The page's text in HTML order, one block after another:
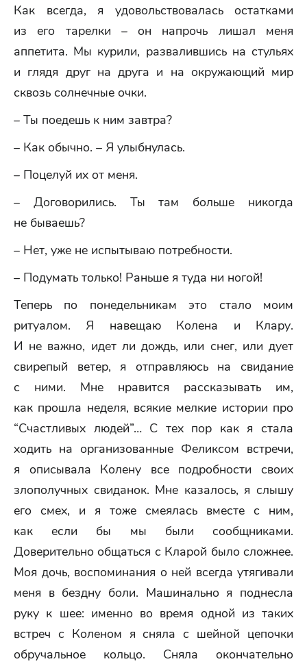
Как всегда, я удовольствовалась остатками
из его тарелки – он напрочь лишал меня
аппетита. Мы курили, развалившись на стульях
и глядя друг на друга и на окружающий мир
сквозь солнечные очки.
– Ты поедешь к ним завтра?
– Как обычно. – Я улыбнулась.
– Поцелуй их от меня.
– Договорились. Ты там больше никогда
не бываешь?
– Нет, уже не испытываю потребности.
– Подумать только! Раньше я туда ни ногой!
Теперь по понедельникам это стало моим
ритуалом. Я навещаю Колена и Клару.
И не важно, идет ли дождь, или снег, или дует
свирепый ветер, я отправляюсь на свидание
с ними. Мне нравится рассказывать им,
как прошла неделя, всякие мелкие истории про
“Счастливых людей”… С тех пор как я стала
ходить на организованные Феликсом встречи,
я описывала Колену все подробности своих
злополучных свиданок. Мне казалось, я слышу
его смех, и я тоже смеялась вместе с ним,
как если бы мы были сообщниками.
Доверительно общаться с Кларой было сложнее.
Моя дочь, воспоминания о ней всегда утягивали
меня в бездну боли. Машинально я поднесла
руку к шее: именно во время одной из таких
встреч с Коленом я сняла с шейной цепочки
обручальное кольцо. Сняла окончательно